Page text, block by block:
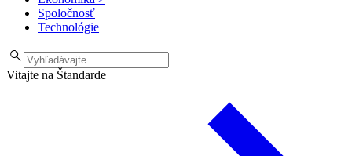
Spoločnosť
Technológie
Vitajte na Štandarde